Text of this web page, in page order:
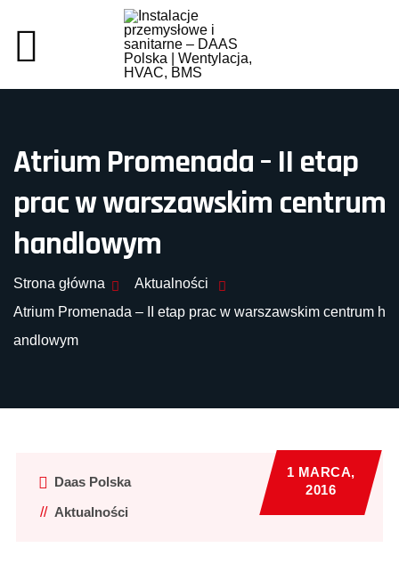
Atrium Promenada – II etap
prac w warszawskim centrum
handlowym
Strona główna
Aktualności
Atrium Promenada – II etap prac w warszawskim centrum h
andlowym
Daas Polska
Aktualności
1 MARCA,
2016